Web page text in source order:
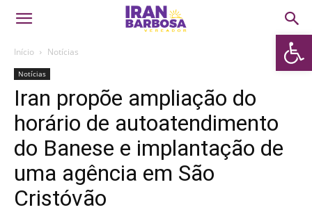
Abrir
Início Notícias
Notícias
Iran propõe ampliação do
horário de autoatendimento
do Banese e implantação de
uma agência em São
Cristóvão